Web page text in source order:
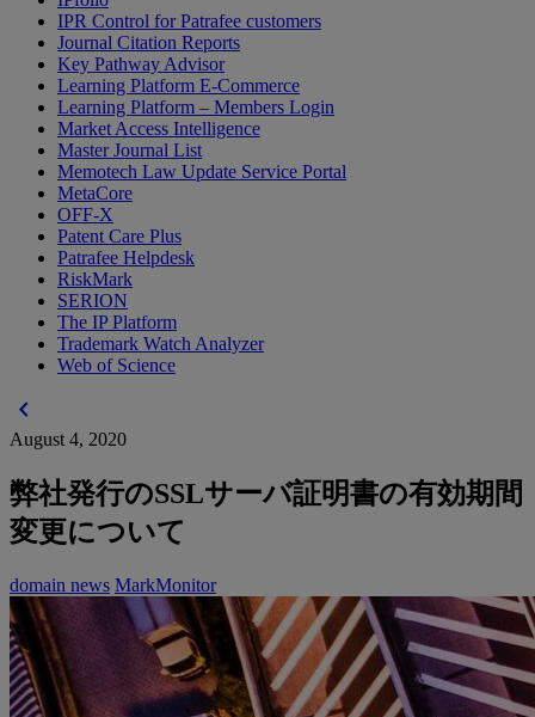
IPR Control for Patrafee customers
Journal Citation Reports
Key Pathway Advisor
Learning Platform E-Commerce
Learning Platform – Members Login
Market Access Intelligence
Master Journal List
Memotech Law Update Service Portal
MetaCore
OFF-X
Patent Care Plus
Patrafee Helpdesk
RiskMark
SERION
The IP Platform
Trademark Watch Analyzer
Web of Science
chevron_left
August 4, 2020
弊社発行のSSLサーバ証明書の有効期間
変更について
domain news MarkMonitor